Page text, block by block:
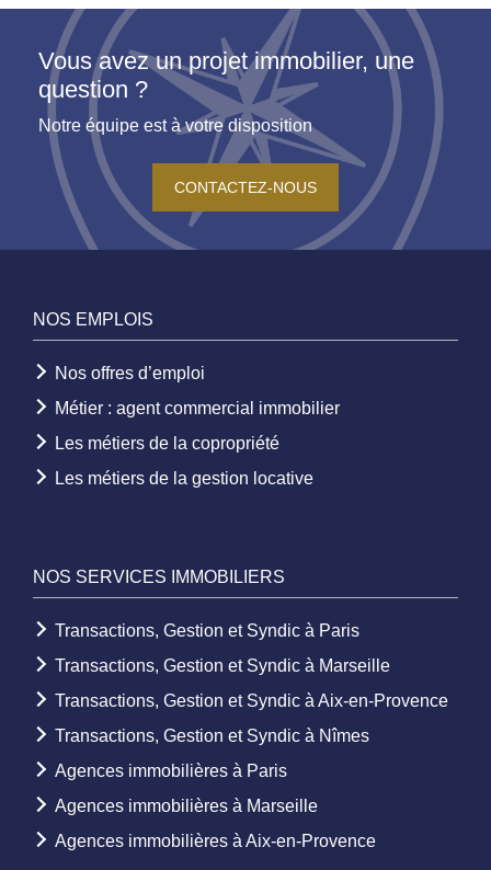
Vous avez un projet immobilier, une
question ?
Notre équipe est à votre disposition
CONTACTEZ-NOUS
NOS EMPLOIS
Nos offres d’emploi
Métier : agent commercial immobilier
Les métiers de la copropriété
Les métiers de la gestion locative
NOS SERVICES IMMOBILIERS
Transactions, Gestion et Syndic à Paris
Transactions, Gestion et Syndic à Marseille
Transactions, Gestion et Syndic à Aix-en-Provence
Transactions, Gestion et Syndic à Nîmes
Agences immobilières à Paris
Agences immobilières à Marseille
Agences immobilières à Aix-en-Provence